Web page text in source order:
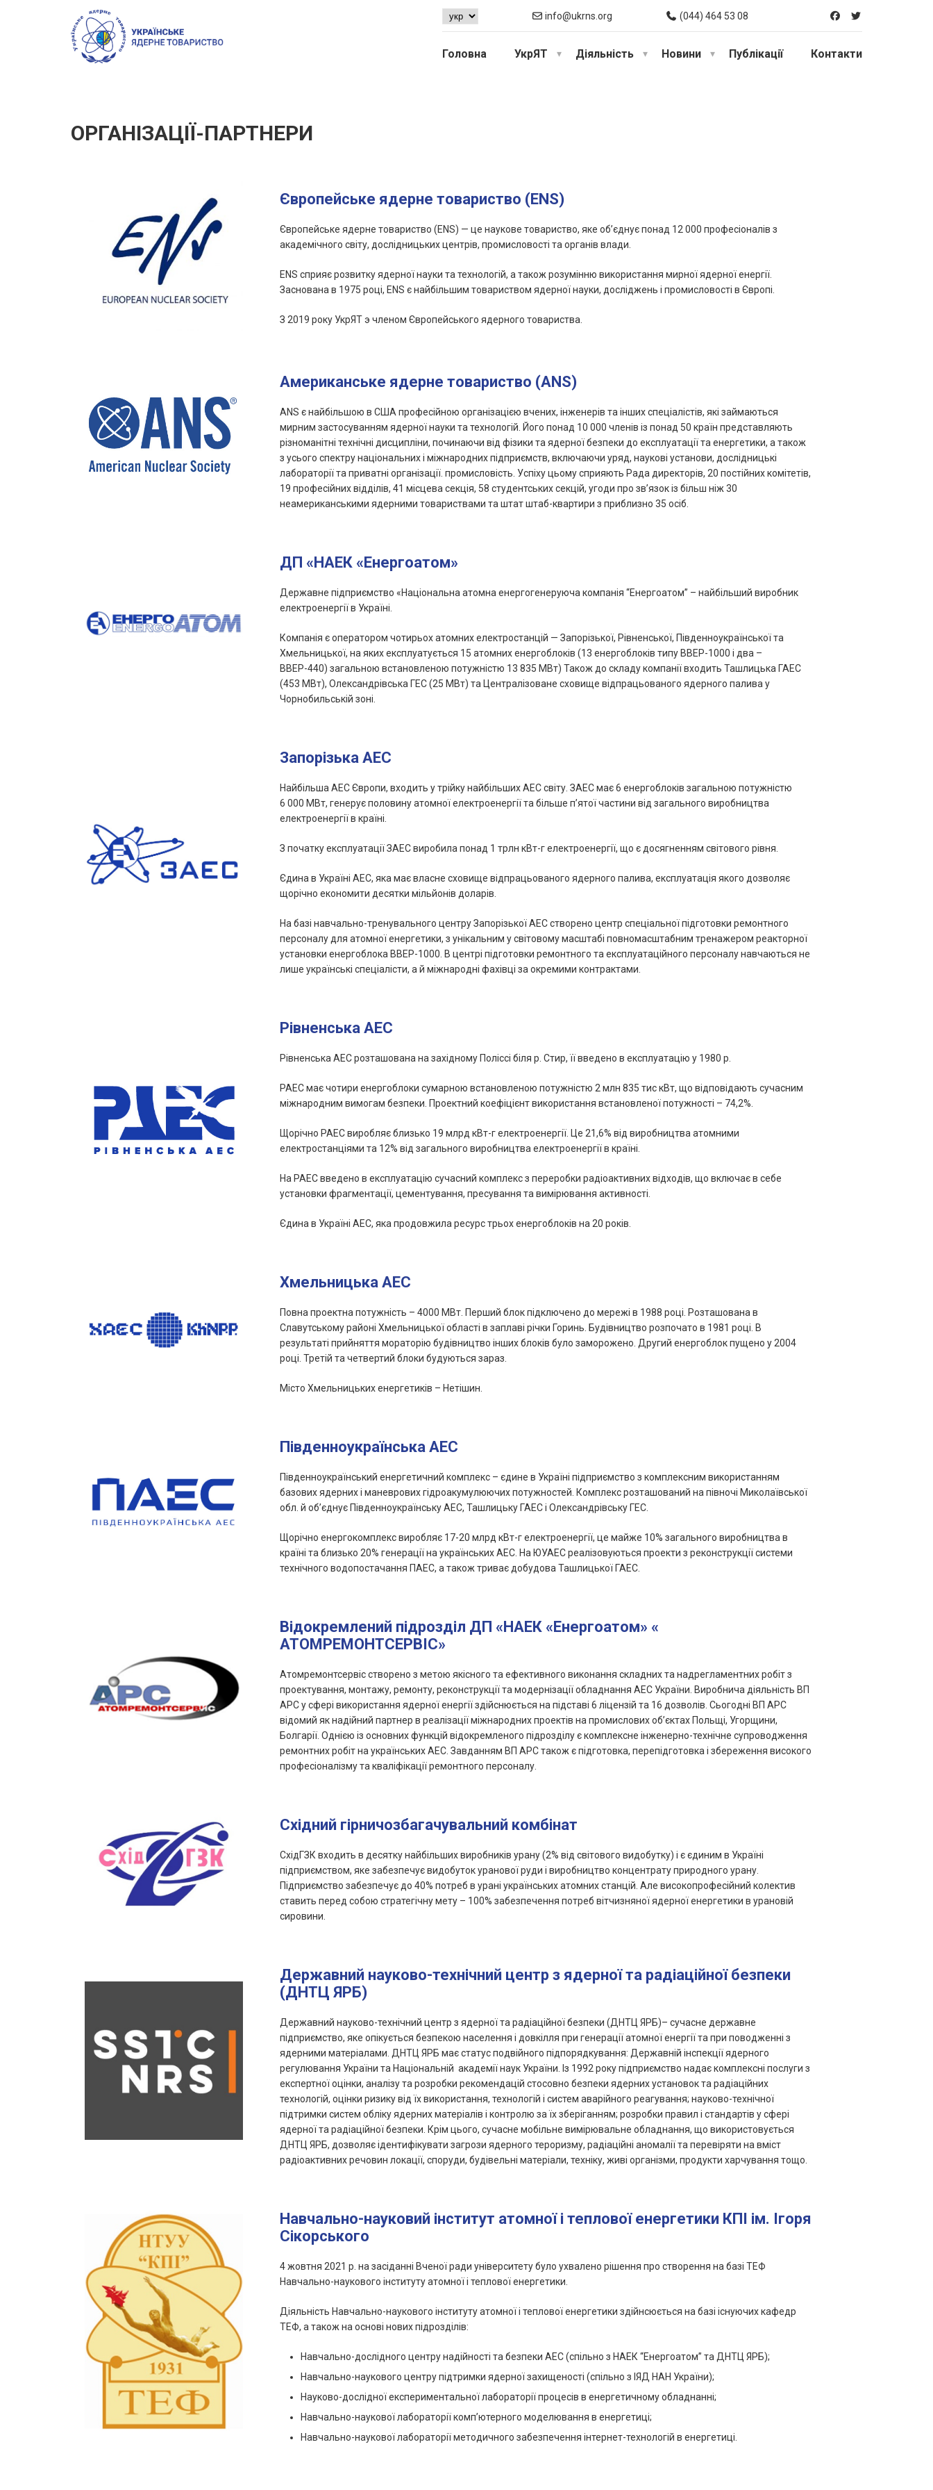
info@ukrns.org (044) 464 53 08
Головна УкрЯТ Діяльність Новини Публікації Контакти
ОРГАНІЗАЦІЇ-ПАРТНЕРИ
Європейське ядерне товариство (ENS)
Європейське ядерне товариство (ENS) — це наукове товариство, яке об’єднує понад 12 000 професіоналів з
академічного світу, дослідницьких центрів, промисловості та органів влади.
ENS сприяє розвитку ядерної науки та технологій, а також розумінню використання мирної ядерної енергії.
Заснована в 1975 році, ENS є найбільшим товариством ядерної науки, досліджень і промисловості в Європі.
З 2019 року УкрЯТ э членом Європейського ядерного товариства.
Американське ядерне товариство (ANS)
ANS є найбільшою в США професійною організацією вчених, інженерів та інших спеціалістів, які займаються
мирним застосуванням ядерної науки та технологій. Його понад 10 000 членів із понад 50 країн представляють
різноманітні технічні дисципліни, починаючи від фізики та ядерної безпеки до експлуатації та енергетики, а також
з усього спектру національних і міжнародних підприємств, включаючи уряд, наукові установи, дослідницькі
лабораторії та приватні організації. промисловість. Успіху цьому сприяють Рада директорів, 20 постійних комітетів,
19 професійних відділів, 41 місцева секція, 58 студентських секцій, угоди про зв’язок із більш ніж 30
неамериканськими ядерними товариствами та штат штаб-квартири з приблизно 35 осіб.
ДП «НАЕК «Енергоатом»
Державне підприємство «Національна атомна енергогенеруюча компанія “Енергоатом” – найбільший виробник
електроенергії в Україні.
Компанія є оператором чотирьох атомних електростанцій — Запорізької, Рівненської, Південноукраїнської та
Хмельницької, на яких експлуатується 15 атомних енергоблоків (13 енергоблоків типу ВВЕР-1000 і два –
ВВЕР-440) загальною встановленою потужністю 13 835 МВт) Також до складу компанії входить Ташлицька ГАЕС
(453 МВт), Олександрівська ГЕС (25 МВт) та Централізоване сховище відпрацьованого ядерного палива у
Чорнобильській зоні.
Запорізька АЕС
Найбільша АЕС Європи, входить у трійку найбільших АЕС світу. ЗАЕС має 6 енергоблоків загальною потужністю
6 000 МВт, генерує половину атомної електроенергії та більше п’ятої частини від загального виробництва
електроенергії в країні.
З початку експлуатації ЗАЕС виробила понад 1 трлн кВт-г електроенергії, що є досягненням світового рівня.
Єдина в Україні АЕС, яка має власне сховище відпрацьованого ядерного палива, експлуатація якого дозволяє
щорічно економити десятки мільйонів доларів.
На базі навчально-тренувального центру Запорізької АЕС створено центр спеціальної підготовки ремонтного
персоналу для атомної енергетики, з унікальним у світовому масштабі повномасштабним тренажером реакторної
установки енергоблока ВВЕР-1000. В центрі підготовки ремонтного та експлуатаційного персоналу навчаються не
лише українські спеціалісти, а й міжнародні фахівці за окремими контрактами.
Рівненська АЕС
Рівненська АЕС розташована на західному Поліссі біля р. Стир, її введено в експлуатацію у 1980 р.
РАЕС має чотири енергоблоки сумарною встановленою потужністю 2 млн 835 тис кВт, що відповідають сучасним
міжнародним вимогам безпеки. Проектний коефіцієнт використання встановленої потужності – 74,2%.
Щорічно РАЕС виробляє близько 19 млрд кВт-г електроенергії. Це 21,6% від виробництва атомними
електростанціями та 12% від загального виробництва електроенергії в країні.
На РАЕС введено в експлуатацію сучасний комплекс з переробки радіоактивних відходів, що включає в себе
установки фрагментації, цементування, пресування та вимірювання активності.
Єдина в Україні АЕС, яка продовжила ресурс трьох енергоблоків на 20 років.
Хмельницька АЕС
Повна проектна потужність – 4000 МВт. Перший блок підключено до мережі в 1988 році. Розташована в
Славутському районі Хмельницької області в заплаві річки Горинь. Будівництво розпочато в 1981 році. В
результаті прийняття мораторію будівництво інших блоків було заморожено. Другий енергоблок пущено у 2004
році. Третій та четвертий блоки будуються зараз.
Місто Хмельницьких енергетиків – Нетішин.
Південноукраїнська АЕС
Південноукраїнський енергетичний комплекс – єдине в Україні підприємство з комплексним використанням
базових ядерних і маневрових гідроакумулюючих потужностей. Комплекс розташований на півночі Миколаївської
обл. й об’єднує Південноукраїнську АЕС, Ташлицьку ГАЕС і Олександрівську ГЕС.
Щорічно енергокомплекс виробляє 17-20 млрд кВт-г електроенергії, це майже 10% загального виробництва в
країні та близько 20% генерації на українських АЕС. На ЮУАЕС реалізовуються проекти з реконструкції системи
технічного водопостачання ПАЕС, а також триває добудова Ташлицької ГАЕС.
Відокремлений підрозділ ДП «НАЕК «Енергоатом» «
АТОМРЕМОНТСЕРВІС»
Атомремонтсервіс створено з метою якісного та ефективного виконання складних та надрегламентних робіт з
проектування, монтажу, ремонту, реконструкції та модернізації обладнання АЕС України. Виробнича діяльність ВП
АРС у сфері використання ядерної енергії здійснюється на підставі 6 ліцензій та 16 дозволів. Сьогодні ВП АРС
відомий як надійний партнер в реалізації міжнародних проектів на промислових об’єктах Польщі, Угорщини,
Болгарії. Однією із основних функцій відокремленого підрозділу є комплексне інженерно-технічне супроводження
ремонтних робіт на українських АЕС. Завданням ВП АРС також є підготовка, перепідготовка і збереження високого
професіоналізму та кваліфікації ремонтного персоналу.
Східний гірничозбагачувальний комбінат
СхідГЗК входить в десятку найбільших виробників урану (2% від світового видобутку) і є єдиним в Україні
підприємством, яке забезпечує видобуток уранової руди і виробництво концентрату природного урану.
Підприємство забезпечує до 40% потреб в урані українських атомних станцій. Але високопрофесійний колектив
ставить перед собою стратегічну мету – 100% забезпечення потреб вітчизняної ядерної енергетики в урановій
сировини.
Державний науково-технічний центр з ядерної та радіаційної безпеки
(ДНТЦ ЯРБ)
Державний науково-технічний центр з ядерної та радіаційної безпеки (ДНТЦ ЯРБ)– сучасне державне
підприємство, яке опікується безпекою населення і довкілля при генерації атомної енергії та при поводженні з
ядерними матеріалами. ДНТЦ ЯРБ має статус подвійного підпорядкування: Державній інспекції ядерного
регулювання України та Національній академії наук України. Із 1992 року підприємство надає комплексні послуги з
експертної оцінки, аналізу та розробки рекомендацій стосовно безпеки ядерних установок та радіаційних
технологій, оцінки ризику від їх використання, технологій і систем аварійного реагування; науково-технічної
підтримки систем обліку ядерних матеріалів і контролю за їх зберіганням; розробки правил і стандартів у сфері
ядерної та радіаційної безпеки. Крім цього, сучасне мобільне вимірювальне обладнання, що використовується
ДНТЦ ЯРБ, дозволяє ідентифікувати загрози ядерного тероризму, радіаційні аномалії та перевіряти на вміст
радіоактивних речовин локації, споруди, будівельні матеріали, техніку, живі організми, продукти харчування тощо.
Навчально-науковий інститут атомної і теплової енергетики КПІ ім. Ігоря
Сікорського
4 жовтня 2021 р. на засіданні Вченої ради університету було ухвалено рішення про створення на базі ТЕФ
Навчально-наукового інституту атомної і теплової енергетики.
Діяльність Навчально-наукового інституту атомної і теплової енергетики здійнсюється на базі існуючих кафедр
ТЕФ, а також на основі нових підрозділів:
Навчально-дослідного центру надійності та безпеки АЕС (спільно з НАЕК “Енергоатом” та ДНТЦ ЯРБ);
Навчально-наукового центру підтримки ядерної захищеності (спільно з ІЯД НАН України);
Науково-дослідної експериментальної лабораторії процесів в енергетичному обладнанні;
Навчально-наукової лабораторії комп’ютерного моделювання в енергетиці;
Навчально-наукової лабораторії методичного забезпечення інтернет-технологій в енергетиці.